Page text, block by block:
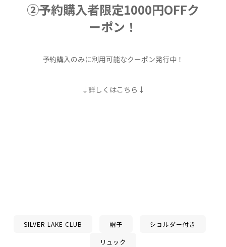
②予約購入者限定1000円OFFク
ーポン！
予約購入のみに利用可能なクーポン発行中！
↓詳しくはこちら↓
SILVER LAKE CLUB 帽子 ショルダー付き
リュック